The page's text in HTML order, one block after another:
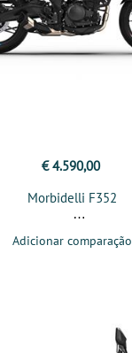
€ 4.590,00
Morbidelli F352
Adicionar comparação